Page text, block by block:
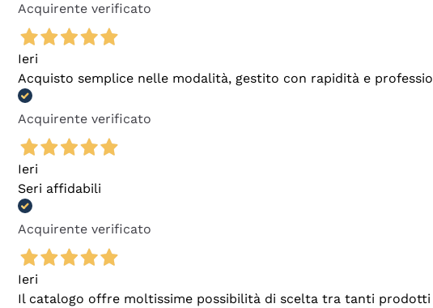
Acquirente verificato
Ieri
Acquisto semplice nelle modalità, gestito con rapidità e
Acquirente verificato
Ieri
Seri affidabili
Acquirente verificato
Ieri
Il catalogo offre moltissime possibilità di scelta tra tanti